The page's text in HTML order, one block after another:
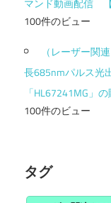
マンド動画配信
100件のビュー
（レーザー関
長685nmパルス光
「HL67241MG」
100件のビュー
タグ